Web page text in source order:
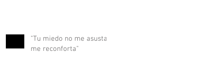
"Tu miedo no me asusta,
me reconforta"